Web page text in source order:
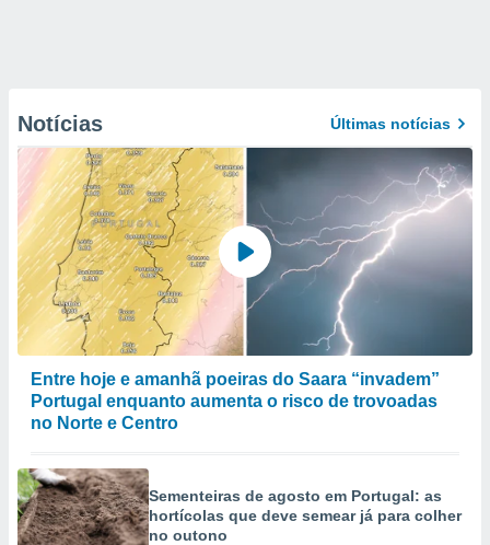
Notícias Últimas notícias
Entre hoje e amanhã poeiras do Saara “invadem”
Portugal enquanto aumenta o risco de trovoadas
no Norte e Centro
Sementeiras de agosto em Portugal: as
hortícolas que deve semear já para colher
no outono